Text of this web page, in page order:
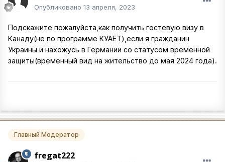
Опубликовано 13 апреля, 2023
Подскажите пожалуйста,как получить гостевую визу в
Канаду(не по программе КУАЕТ),если я гражданин
Украины и нахожусь в Германии со статусом временной
защиты(временный вид на жительство до мая 2024 года).
Главный Модератор
fregat222